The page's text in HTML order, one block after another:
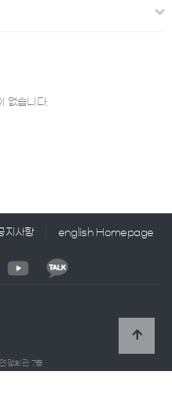
없습니다.
지사항 english Homepage
맹회관 7층